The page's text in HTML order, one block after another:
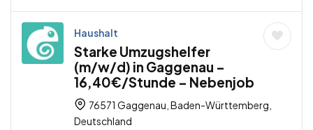
Haushalt
Starke Umzugshelfer
(m/w/d) in Gaggenau –
16,40€/Stunde – Nebenjob
76571 Gaggenau, Baden-Württemberg,
Deutschland